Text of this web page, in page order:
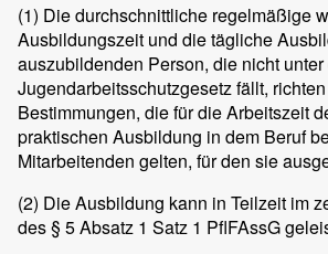
(1) Die durchschnittliche regelmäßige
Ausbildungszeit und die tägliche
auszubildenden Person, die nicht
Jugendarbeitsschutzgesetz fällt,
Bestimmungen, die für die Arbeitszeit
praktischen Ausbildung in dem Beruf
Mitarbeitenden gelten, für den sie
(2) Die Ausbildung kann in Teilzeit im
des § 5 Absatz 1 Satz 1 PflFAssG